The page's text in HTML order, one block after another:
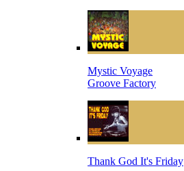
Mystic Voyage
Groove Factory
Thank God It's Friday